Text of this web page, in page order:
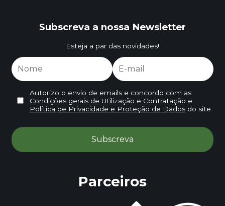
Subscreva a nossa Newsletter
Esteja a par das novidades!
Autorizo o envio de emails e concordo com as
Condições gerais de Utilização e Contratação e
Política de Privacidade e Proteção de Dadosdo site.
Parceiros